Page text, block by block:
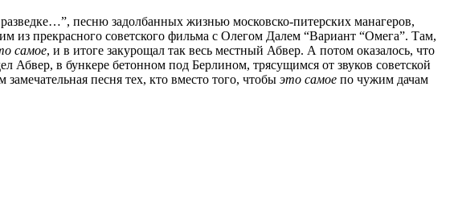
песню задолбанных жизнью московско-питерских манагеров,
из прекрасного советского фильма с Олегом Далем “Вариант “Омега”. Там,
самое, и в итоге закурощал так весь местный Абвер. А потом оказалось, что
Абвер, в бункере бетонном под Берлином, трясущимся от звуков советской
песня тех, кто вместо того, чтобы это самое по чужим дачам